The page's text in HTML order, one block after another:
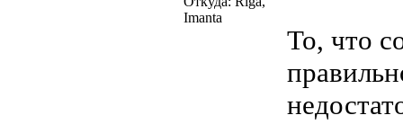
Imanta
То, что